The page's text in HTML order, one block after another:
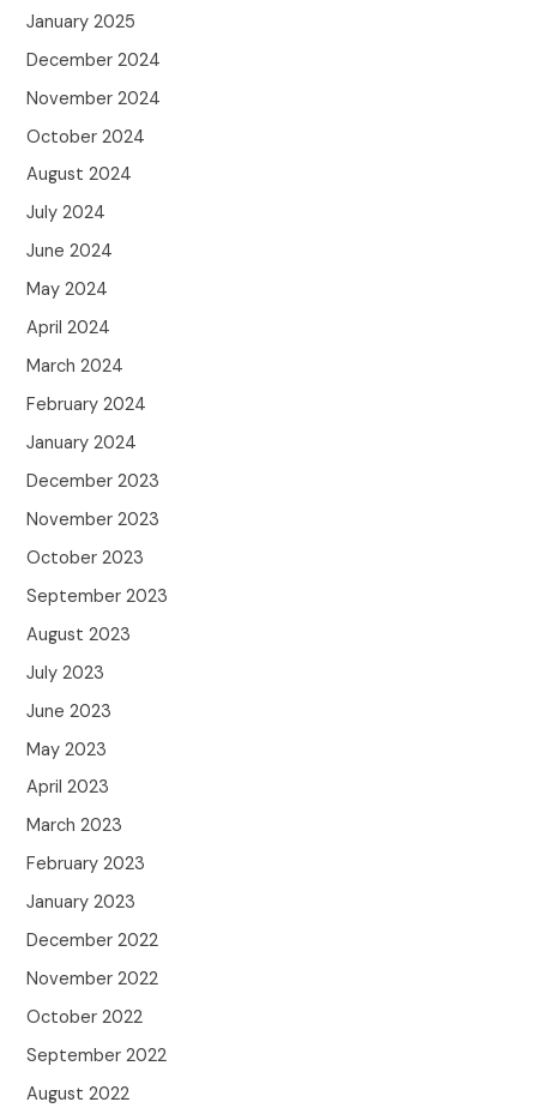
January 2025
December 2024
November 2024
October 2024
August 2024
July 2024
June 2024
May 2024
April 2024
March 2024
February 2024
January 2024
December 2023
November 2023
October 2023
September 2023
August 2023
July 2023
June 2023
May 2023
April 2023
March 2023
February 2023
January 2023
December 2022
November 2022
October 2022
September 2022
August 2022